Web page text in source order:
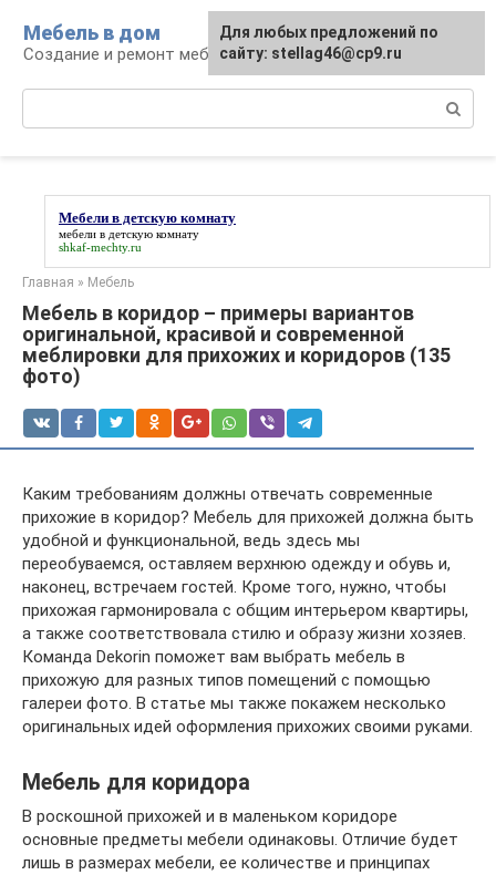
контенту
Мебель в дом
Создание и ремонт мебели
Мебели в детскую комнату
мебели в детскую комнату
shkaf-mechty.ru
Главная » Мебель
Мебель в коридор – примеры вариантов
оригинальной, красивой и современной
меблировки для прихожих и коридоров (135
фото)
Каким требованиям должны отвечать современные
прихожие в коридор? Мебель для прихожей должна быть
удобной и функциональной, ведь здесь мы
переобуваемся, оставляем верхнюю одежду и обувь и,
наконец, встречаем гостей. Кроме того, нужно, чтобы
прихожая гармонировала с общим интерьером квартиры,
а также соответствовала стилю и образу жизни хозяев.
Команда Dekorin поможет вам выбрать мебель в
прихожую для разных типов помещений с помощью
галереи фото. В статье мы также покажем несколько
оригинальных идей оформления прихожих своими руками.
Мебель для коридора
В роскошной прихожей и в маленьком коридоре
основные предметы мебели одинаковы. Отличие будет
лишь в размерах мебели, ее количестве и принципах
Для любых предложений по
сайту: stellag46@cp9.ru